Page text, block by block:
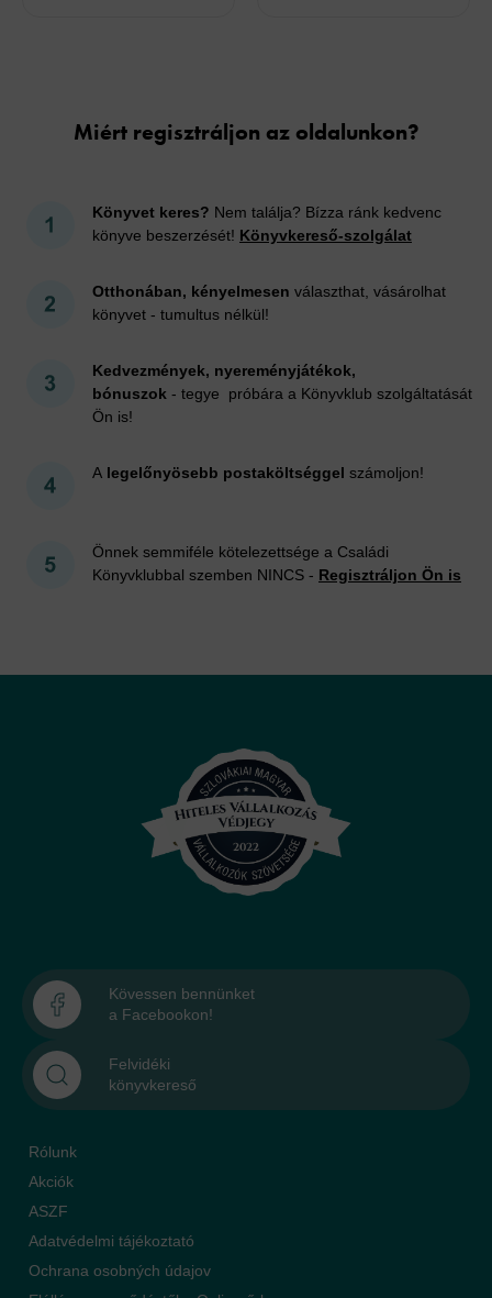
Miért regisztráljon az oldalunkon?
Könyvet keres? Nem találja? Bízza ránk kedvenc
könyve beszerzését! Könyvkereső-szolgálat
Otthonában, kényelmesen választhat, vásárolhat
könyvet - tumultus nélkül!
Kedvezmények, nyereményjátékok,
bónuszok - tegye próbára a Könyvklub szolgáltatását
Ön is!
A legelőnyösebb postaköltséggel számoljon!
Önnek semmiféle kötelezettsége a Családi
Könyvklubbal szemben NINCS - Regisztráljon Ön is
Kövessen bennünket
a Facebookon!
Felvidéki
könyvkereső
Rólunk
Akciók
ASZF
Adatvédelmi tájékoztató
Ochrana osobných údajov